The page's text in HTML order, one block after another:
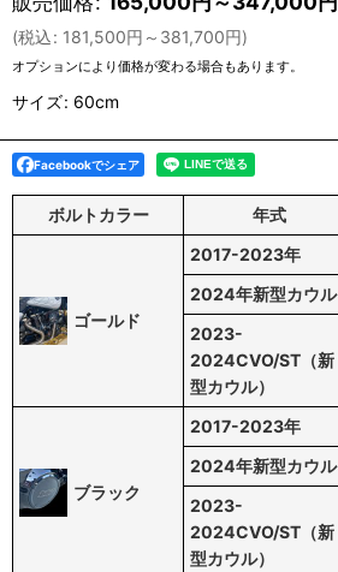
(税込: 181,500円 ～381,700円)
オプションにより価格が変わる場合もあります。
サイズ: 60cm
Facebookでシェア
ボルトカラー 年式
ゴールド
2017-2023年
2024年新型カウル
2023-
2024CVO/ST（新
型カウル）
ブラック
2017-2023年
2024年新型カウル
2023-
2024CVO/ST（新
型カウル）